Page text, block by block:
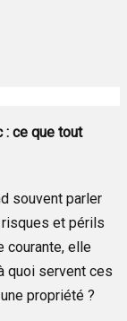
: ce que tout
souvent parler
risques et périls
courante, elle
quoi servent ces
propriété ?